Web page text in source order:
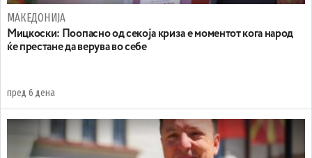
МАКЕДОНИЈА
Мицкоски: Поопасно од секоја криза е моментот кога народ
ќе престане да верува во себе
пред 6 дена